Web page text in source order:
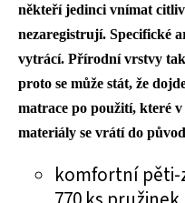
někteří jedinci vnímat
nezaregistrují. Specifické
vytrácí. Přírodní vrstvy
proto se může stát, že
matrace po použití, které
materiály se vrátí do
komfortní pěti-